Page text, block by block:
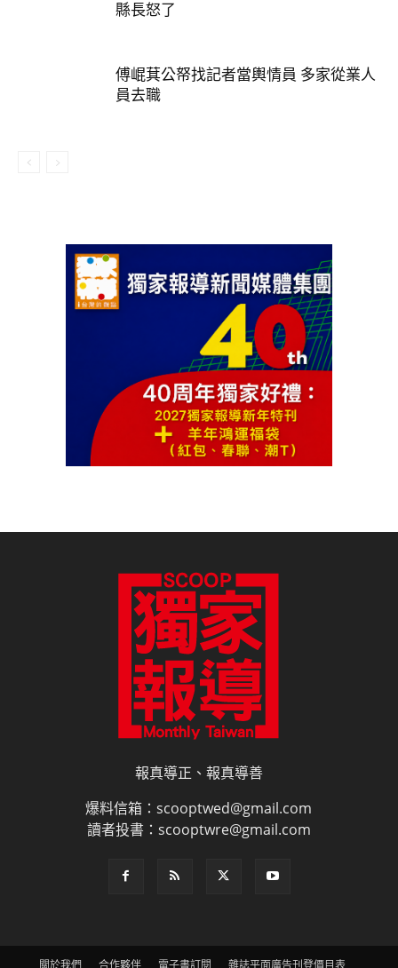
縣長怒了
傅崐萁公帑找記者當輿情員 多家從業人
員去職
報真導正、報真導善
爆料信箱：scooptwed@gmail.com
讀者投書：scooptwre@gmail.com